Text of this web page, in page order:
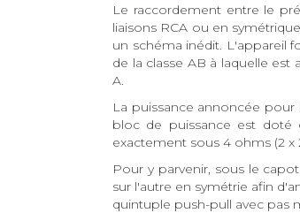
Le raccordement entre le
liaisons RCA ou en
un schéma inédit. L'appareil
de la classe AB à laquelle
A.
La puissance annoncée
bloc de puissance est doté
exactement sous 4 ohms (2
Pour y parvenir, sous le
sur l'autre en symétrie afin
quintuple push-pull avec pas